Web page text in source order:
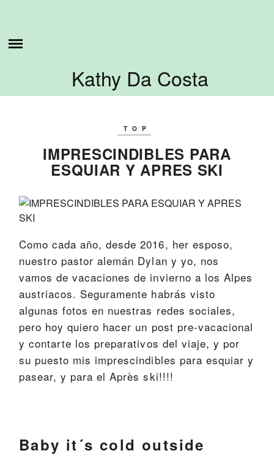
content
Kathy Da CostaTUTORIALES
TOP
IMPRESCINDIBLES PARA
ESQUIAR Y APRES SKI
Como cada año, desde 2016, her esposo,
nuestro pastor alemán Dylan y yo, nos
vamos de vacaciones de invierno a los Alpes
austriacos. Seguramente habrás visto
algunas fotos en nuestras redes sociales,
pero hoy quiero hacer un post pre-vacacional
y contarte los preparativos del viaje, y por
su puesto mis imprescindibles para esquiar y
pasear, y para el Après ski!!!!
Baby it´s cold outside